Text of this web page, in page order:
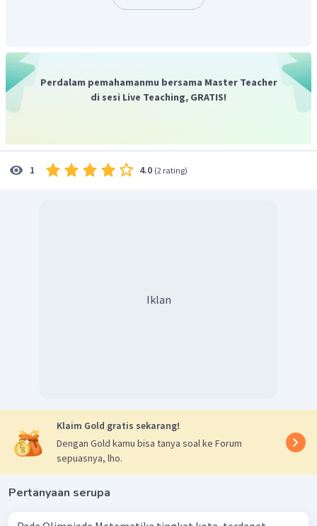
Perdalam pemahamanmu bersama Master Teacher
di sesi Live Teaching, GRATIS!
1 4.0 (2 rating)
Iklan
Klaim Gold gratis sekarang!
Dengan Gold kamu bisa tanya soal ke Forum
sepuasnya, lho.
Pertanyaan serupa